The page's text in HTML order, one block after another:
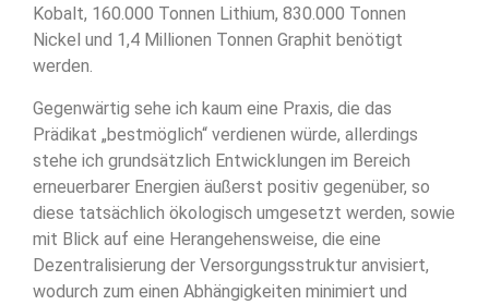
Kobalt, 160.000 Tonnen Lithium, 830.000 Tonnen
Nickel und 1,4 Millionen Tonnen Graphit benötigt
werden.
Gegenwärtig sehe ich kaum eine Praxis, die das
Prädikat „bestmöglich“ verdienen würde, allerdings
stehe ich grundsätzlich Entwicklungen im Bereich
erneuerbarer Energien äußerst positiv gegenüber, so
diese tatsächlich ökologisch umgesetzt werden, sowie
mit Blick auf eine Herangehensweise, die eine
Dezentralisierung der Versorgungsstruktur anvisiert,
wodurch zum einen Abhängigkeiten minimiert und